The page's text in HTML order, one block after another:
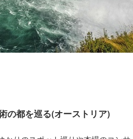
の都を巡る(オーストリア)